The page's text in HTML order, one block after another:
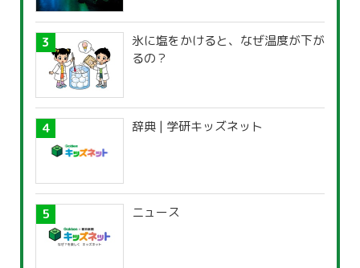
氷に塩をかけると、なぜ温度が下が
るの？
辞典 | 学研キッズネット
ニュース